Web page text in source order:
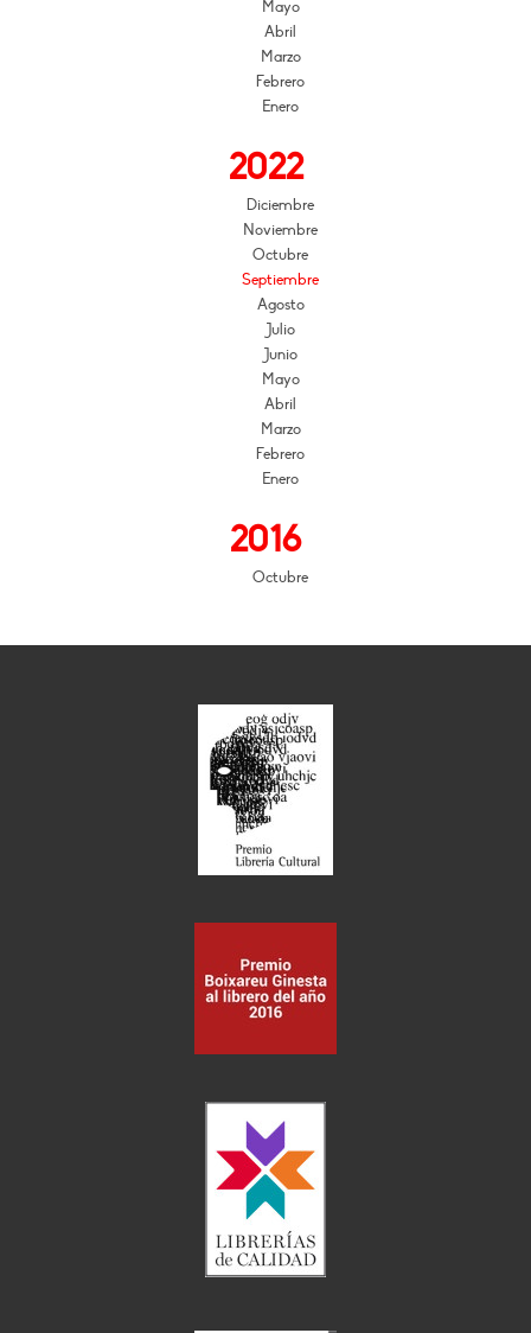
Mayo
Abril
Marzo
Febrero
Enero
2022
Diciembre
Noviembre
Octubre
Septiembre
Agosto
Julio
Junio
Mayo
Abril
Marzo
Febrero
Enero
2016
Octubre